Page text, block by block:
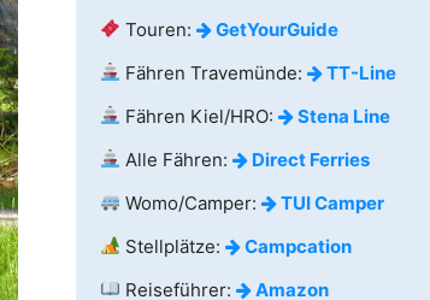
Touren:
GetYourGuide
Fähren Travemünde:
TT-Line
Fähren Kiel/HRO:
Stena Line
Alle Fähren:
Direct Ferries
Womo/Camper:
TUI Camper
Stellplätze:
Campcation
Reiseführer:
Amazon